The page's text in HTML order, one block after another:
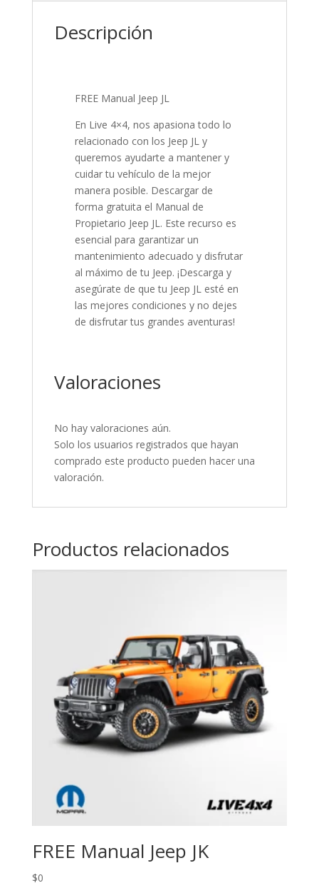
Descripción
FREE Manual Jeep JL
En Live 4×4, nos apasiona todo lo
relacionado con los Jeep JL y
queremos ayudarte a mantener y
cuidar tu vehículo de la mejor
manera posible. Descargar de
forma gratuita el Manual de
Propietario Jeep JL. Este recurso es
esencial para garantizar un
mantenimiento adecuado y disfrutar
al máximo de tu Jeep. ¡Descarga y
asegúrate de que tu Jeep JL esté en
las mejores condiciones y no dejes
de disfrutar tus grandes aventuras!
Valoraciones
No hay valoraciones aún.
Solo los usuarios registrados que hayan
comprado este producto pueden hacer una
valoración.
Productos relacionados
FREE Manual Jeep JK
$0